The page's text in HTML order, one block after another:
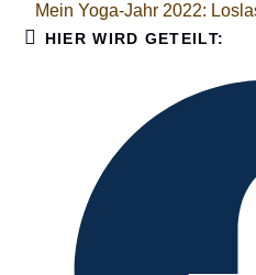
Mein Yoga-Jahr 2022:
HIER WIRD GETEILT:
neuen
Fenster